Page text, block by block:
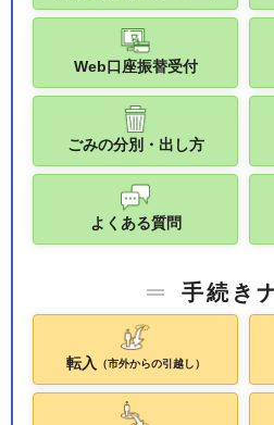
Web口座振替受付
ごみの分別・出し方
よくある質問
手続き
転入 （市外からの引越し）